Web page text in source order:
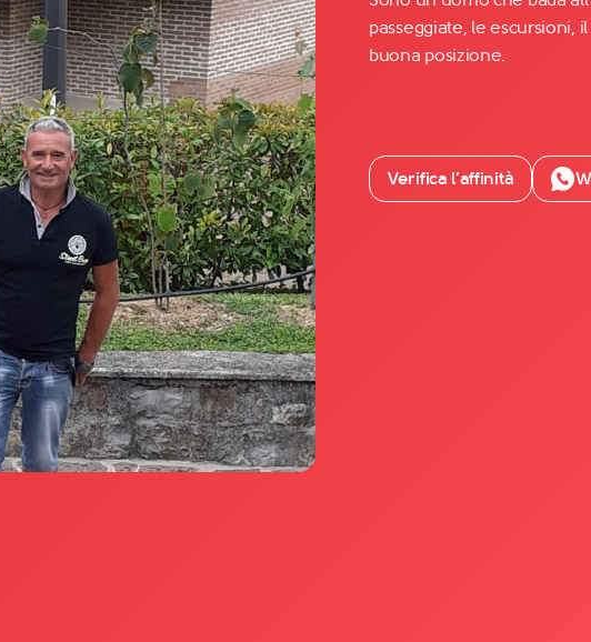
Facebook
TikTok
passeggiate, le escursioni,
buona posizione.
Verifica l’affinità